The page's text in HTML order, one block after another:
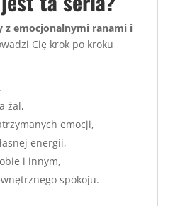
z emocjonalnymi ranami i
Cię krok po kroku
żal,
emocji,
energii,
i innym,
spokoju.